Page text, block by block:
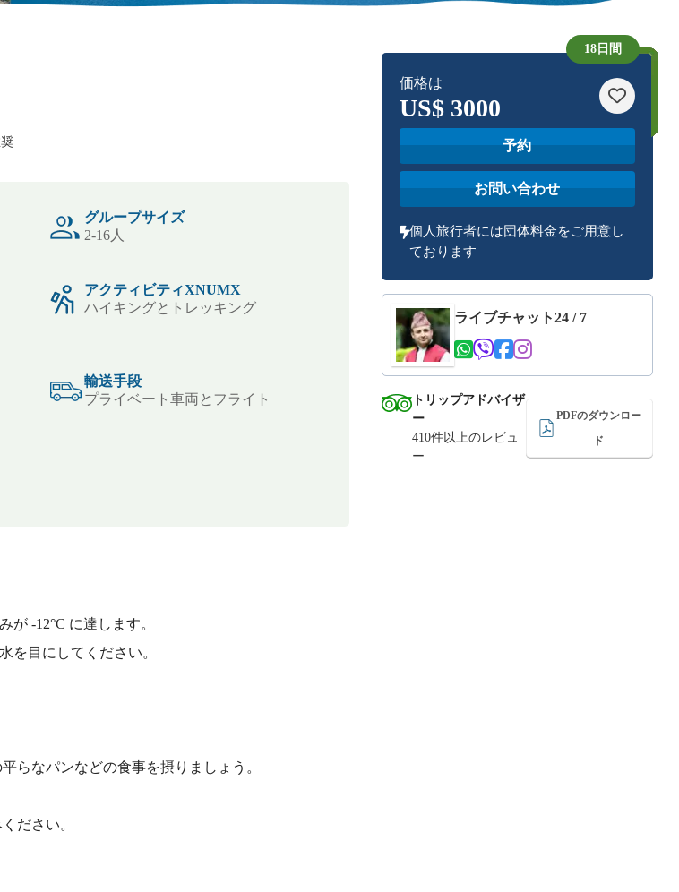
グループサイズ
2-16人
アクティビティXNUMX
ハイキングとトレッキング
輸送手段
プライベート車両とフライト
-12°C に達します。
を目にしてください。
らなパンなどの食事を摂りましょう。
ださい。
18日間
価格は
US$ 3000
予約
お問い合わせ
個人旅行者には団体料金をご用意し
ております
ライブチャット24 / 7
トリップアドバイザ
ー
410件以上のレビュ
ー
PDFのダウンロー
ド